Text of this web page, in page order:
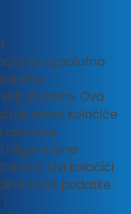
su apsolutno
stranice. Ova
samo kolačiće
osnovne
sigurnosne
Ovi kolačići
lične podatke.